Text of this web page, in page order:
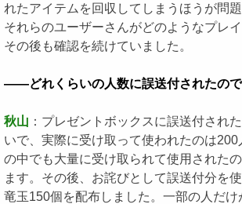
れたアイテムを回収してしまうほうが問題
それらのユーザーさんがどのようなプレ
その後も確認を続けていました。
――どれくらいの人数に誤送付されたので
秋山 ：プレゼントボックスに誤送付され
いで、実際に受け取って使われたのは
の中でも大量に受け取られて使用された
ます。その後、お詫びとして誤送付分を
竜玉150個を配布しました。一部の人だ